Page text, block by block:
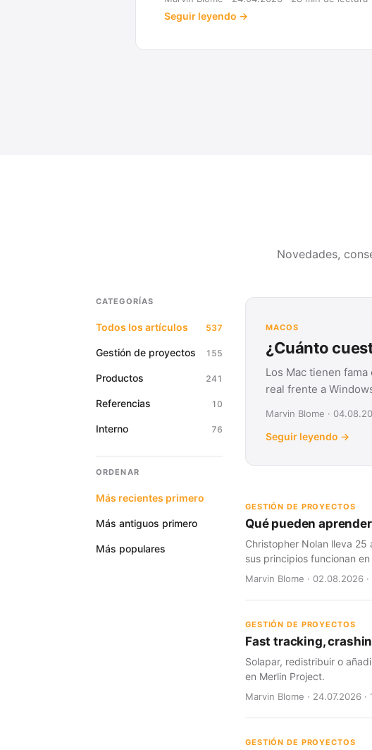
Seguir leyendo →
Novedades,
CATEGORÍAS
Todos los artículos 537
Gestión de proyectos 155
Productos 241
Referencias 10
Interno 76
ORDENAR
Más recientes primero
Más antiguos primero
Más populares
MACOS
¿Cuánto
Los Mac tienen
real frente a
Marvin Blome ·
Seguir leyendo →
GESTIÓN DE PROYECTOS
Qué pueden
Christopher Nolan lleva
sus principios funcionan
Marvin Blome · 02.08.2026
GESTIÓN DE PROYECTOS
Fast tracking,
Solapar, redistribuir o
en Merlin Project.
Marvin Blome · 24.07.2026
GESTIÓN DE PROYECTOS